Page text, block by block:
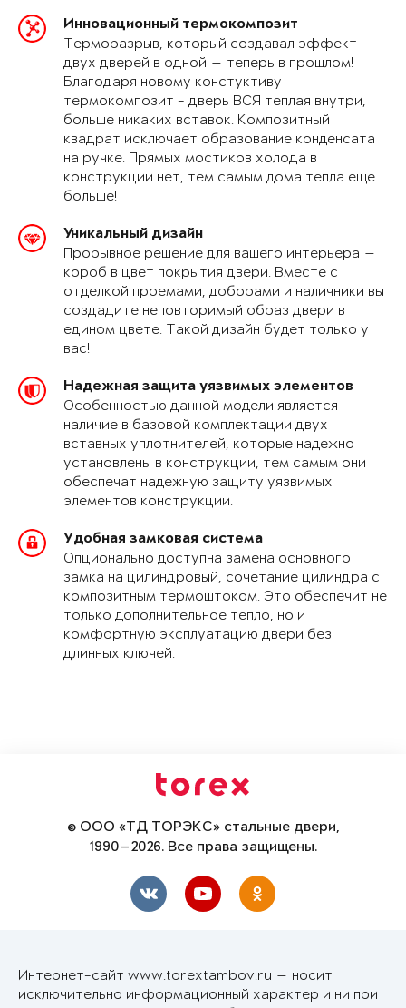
Инновационный термокомпозит
Терморазрыв, который создавал эффект
двух дверей в одной — теперь в прошлом!
Благодаря новому констуктиву
термокомпозит - дверь ВСЯ теплая внутри,
больше никаких вставок. Композитный
квадрат исключает образование конденсата
на ручке. Прямых мостиков холода в
конструкции нет, тем самым дома тепла еще
больше!
Уникальный дизайн
Прорывное решение для вашего интерьера —
короб в цвет покрытия двери. Вместе с
отделкой проемами, доборами и наличники вы
создадите неповторимый образ двери в
едином цвете. Такой дизайн будет только у
вас!
Надежная защита уязвимых элементов
Особенностью данной модели является
наличие в базовой комплектации двух
вставных уплотнителей, которые надежно
установлены в конструкции, тем самым они
обеспечат надежную защиту уязвимых
элементов конструкции.
Удобная замковая система
Опционально доступна замена основного
замка на цилиндровый, сочетание цилиндра с
композитным термоштоком. Это обеспечит не
только дополнительное тепло, но и
комфортную эксплуатацию двери без
длинных ключей.
© ООО «ТД ТОРЭКС» стальные двери,
1990—2026. Все права защищены.
Интернет-сайт www.torextambov.ru — носит
исключительно информационный характер и ни при